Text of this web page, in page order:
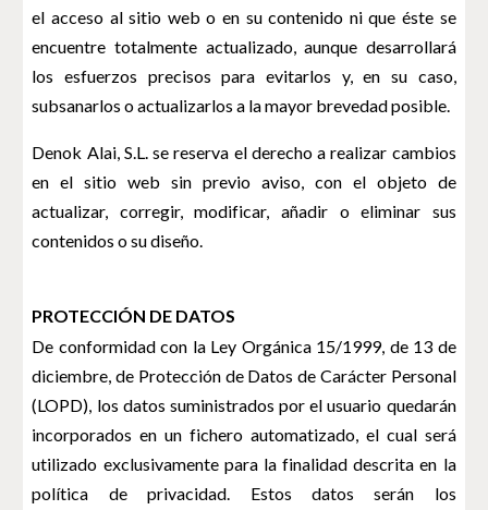
el acceso al sitio web o en su contenido ni que éste se
encuentre totalmente actualizado, aunque desarrollará
los esfuerzos precisos para evitarlos y, en su caso,
subsanarlos o actualizarlos a la mayor brevedad posible.
Denok Alai, S.L. se reserva el derecho a realizar cambios
en el sitio web sin previo aviso, con el objeto de
actualizar, corregir, modificar, añadir o eliminar sus
contenidos o su diseño.
PROTECCIÓN DE DATOS
De conformidad con la Ley Orgánica 15/1999, de 13 de
diciembre, de Protección de Datos de Carácter Personal
(LOPD), los datos suministrados por el usuario quedarán
incorporados en un fichero automatizado, el cual será
utilizado exclusivamente para la finalidad descrita en la
política de privacidad. Estos datos serán los